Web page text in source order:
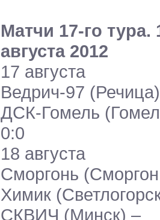
Матчи 17-го тура.
августа 2012
17 августа
Ведрич-97
ДСК-Гомель
0:0
18 августа
Сморгонь
Химик
СКВИЧ (Минск) –